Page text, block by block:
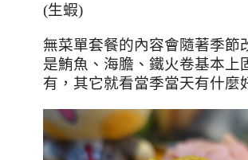
(生蝦)
無菜單套餐的內容會隨著季節
是鮪魚、海膽、鐵火卷基本上
有，其它就看當季當天有什麼